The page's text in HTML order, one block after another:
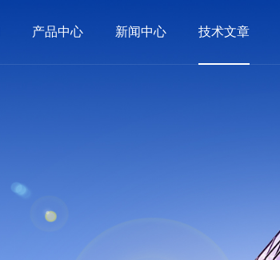
产品中心 新闻中心 技术文章